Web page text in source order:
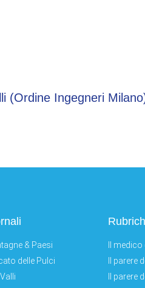
& Paesi
delle Pulci
Il
Il parere
Il parere